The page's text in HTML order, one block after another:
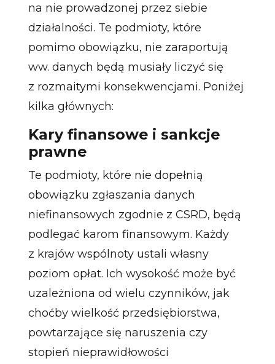
na nie prowadzonej przez siebie
działalności. Te podmioty, które
pomimo obowiązku, nie zaraportują
ww. danych będą musiały liczyć się
z rozmaitymi konsekwencjami. Poniżej
kilka głównych:
Kary finansowe i sankcje
prawne
Te podmioty, które nie dopełnią
obowiązku zgłaszania danych
niefinansowych zgodnie z CSRD, będą
podlegać karom finansowym. Każdy
z krajów wspólnoty ustali własny
poziom opłat. Ich wysokość może być
uzależniona od wielu czynników, jak
choćby wielkość przedsiębiorstwa,
powtarzające się naruszenia czy
stopień nieprawidłowości